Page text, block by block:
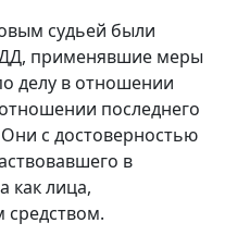
судьей были
применявшие меры
делу в отношении
последнего
с достоверностью
в
как лица,
средством.